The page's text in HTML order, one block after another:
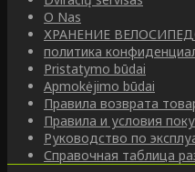
O Nas
ХРАНЕНИЕ
политика
Pristatymo būdai
Apmokėjimo būdai
Правила возврата
Правила и условия
Руководство по
Справочная таблица